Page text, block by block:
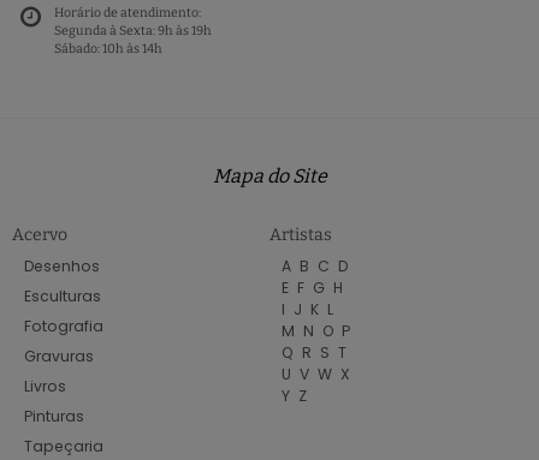
Horário de atendimento:
Segunda à Sexta: 9h às 19h
Sábado: 10h às 14h
Mapa do Site
Acervo
Desenhos
Esculturas
Fotografia
Gravuras
Livros
Pinturas
Tapeçaria
Artistas
A B C D
E F G H
I J K L
M N O P
Q R S T
U V W X
Y Z